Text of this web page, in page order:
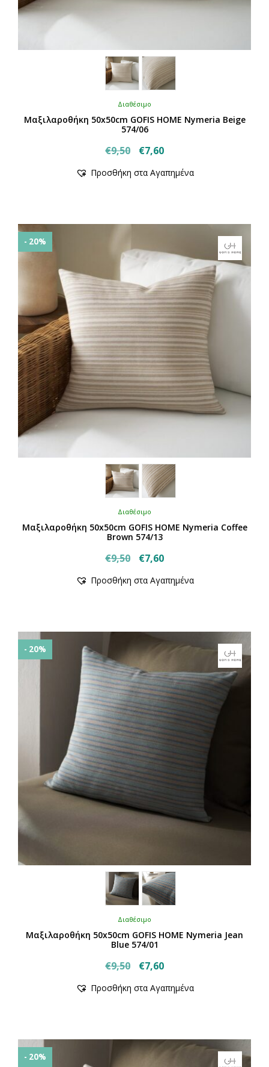
Διαθέσιμο
Μαξιλαροθήκη 50x50cm GOFIS HOME Nymeria Beige
574/06
€9,50
Original
was:
€7,60Η
τιμή
Προσθήκη στα Αγαπημένα
- 20%
Διαθέσιμο
Μαξιλαροθήκη 50x50cm GOFIS HOME Nymeria Coffee
Brown 574/13
€9,50
Original
was:
€7,60Η
τιμή
Προσθήκη στα Αγαπημένα
- 20%
Διαθέσιμο
Μαξιλαροθήκη 50x50cm GOFIS HOME Nymeria Jean
Blue 574/01
€9,50
Original
was:
€7,60Η
τιμή
Προσθήκη στα Αγαπημένα
- 20%